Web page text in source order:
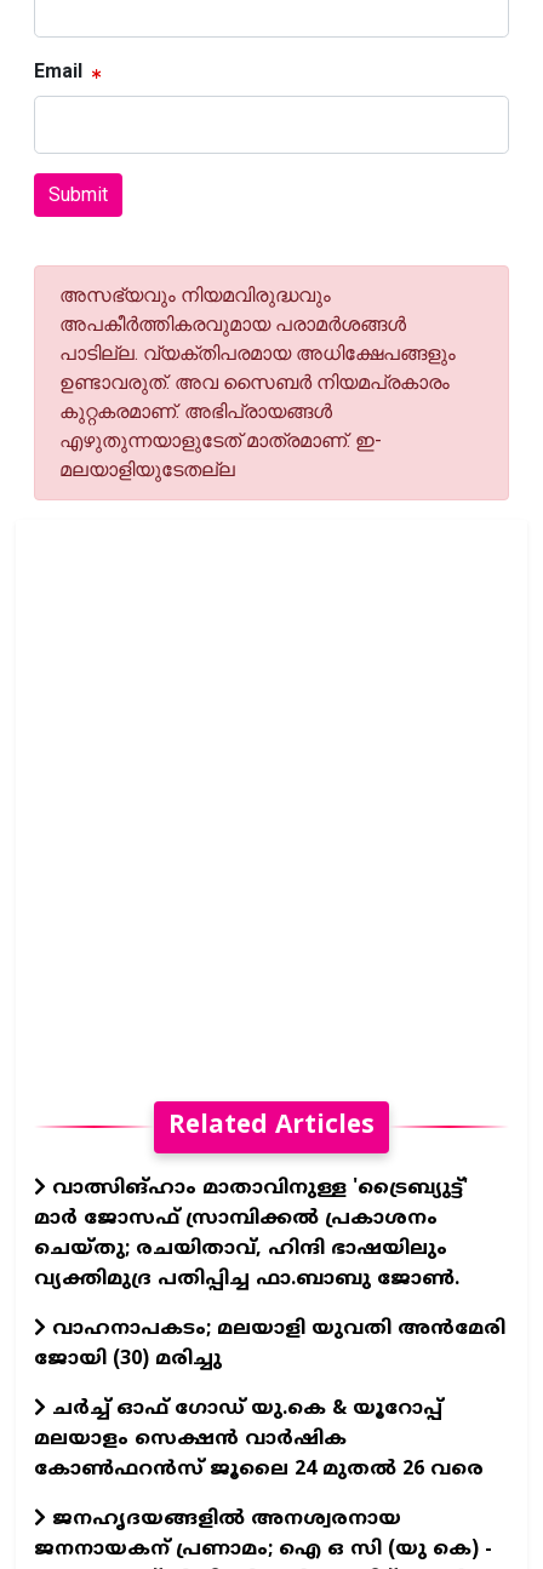
Email
Submit
അസഭ്യവും നിയമവിരുദ്ധവും
അപകീര്‍ത്തികരവുമായ പരാമര്‍ശങ്ങള്‍
പാടില്ല. വ്യക്തിപരമായ അധിക്ഷേപങ്ങളും
ഉണ്ടാവരുത്. അവ സൈബര്‍ നിയമപ്രകാരം
കുറ്റകരമാണ്. അഭിപ്രായങ്ങള്‍
എഴുതുന്നയാളുടേത് മാത്രമാണ്. ഇ-
മലയാളിയുടേതല്ല
Related Articles
വാത്സിങ്ഹാം മാതാവിനുള്ള 'ട്രൈബ്യുട്ട്'
മാര്‍ ജോസഫ് സ്രാമ്പിക്കല്‍ പ്രകാശനം
ചെയ്തു; രചയിതാവ്, ഹിന്ദി ഭാഷയിലും
വ്യക്തിമുദ്ര പതിപ്പിച്ച ഫാ.ബാബു ജോണ്‍.
വാഹനാപകടം; മലയാളി യുവതി അൻമേരി
ജോയി (30) മരിച്ചു
ചർച്ച് ഓഫ് ഗോഡ് യു.കെ & യൂറോപ്പ്
മലയാളം സെക്ഷൻ വാർഷിക
കോൺഫറൻസ് ജൂലൈ 24 മുതൽ 26 വരെ
ജനഹൃദയങ്ങളില്‍ അനശ്വരനായ
ജനനായകന് പ്രണാമം; ഐ ഒ സി (യു കെ) -